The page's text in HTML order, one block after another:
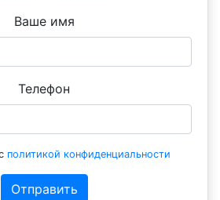
Ваше имя
Телефон
политикой конфиденциальности
Отправить